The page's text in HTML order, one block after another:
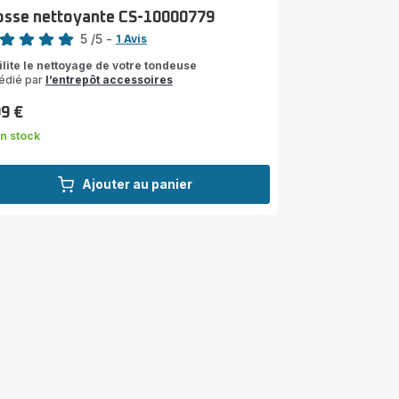
Ajouter au panier
nettoyante CS-10000779
5 /5 - 1 Avis
le nettoyage de votre tondeuse
par l’entrepôt accessoires
€
stock